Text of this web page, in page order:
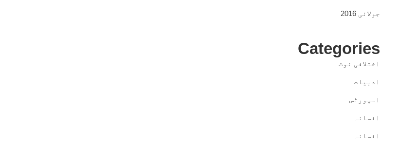
جولائی 2016
Categories
اختلافی نوٹ
ادبیات
اسپورٹس
افسانہ
افسانہ